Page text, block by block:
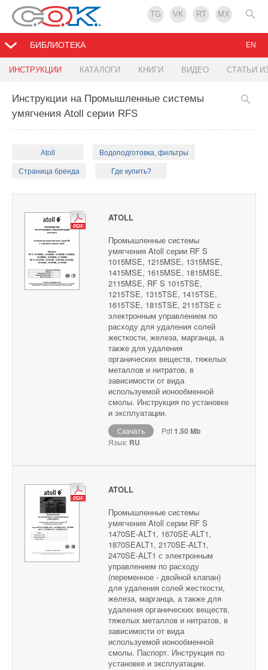
TG VK RT MX
БИБЛИОТЕКА
ИНСТРУКЦИИ КАТАЛОГИ КНИГИ ВИДЕО СТАТЬИ
EN
Инструкции на Промышленные системы
умягчения Atoll серии RFS
Atoll Водоподготовка, фильтры
Страница бренда Где купить?
ATOLL
Промышленные системы
умягчения Atoll серии RF S
1015MSE, 1215MSE, 1315MSE,
1415MSE, 1615MSE, 1815MSE,
2115MSE, RF S 1015TSE,
1215TSE, 1315TSE, 1415TSE,
1615TSE, 1815TSE, 2115TSE с
электронным управлением по
расходу для удаления солей
жесткости, железа, марганца, а
также для удаления
органических веществ, тяжелых
металлов и нитратов, в
зависимости от вида
используемой ионообменной
смолы. Инструкция по установке
и эксплуатации.
Скачать Pdf1.50 Mb
Язык: RU
ATOLL
Промышленные системы
умягчения Atoll серии RF S
1470SE-ALT1, 1670SE-ALT1,
1870SEALT1, 2170SE-ALT1,
2470SE-ALT1 с электронным
управлением по расходу
(переменное - двойной клапан)
для удаления солей жесткости,
железа, марганца, а также для
удаления органических веществ,
тяжелых металлов и нитратов, в
зависимости от вида
используемой ионообменной
смолы. Паспорт. Инструкция по
установке и эксплуатации.